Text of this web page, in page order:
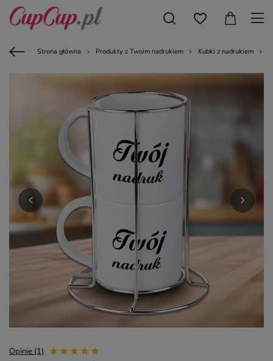
Strona główna Produkty z Twoim nadrukiem Kubki z nadrukiem
Opinie (1)